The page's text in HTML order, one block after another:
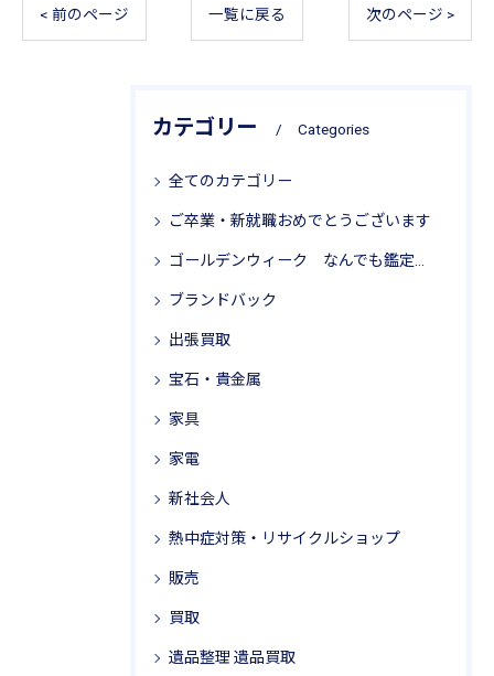
< 前のページ 一覧に戻る 次のページ >
カテゴリー Categories
全てのカテゴリー
ご卒業・新就職おめでとうございます
ゴールデンウィーク なんでも鑑定局 リサイクル思考
ブランドバック
出張買取
宝石・貴金属
家具
家電
新社会人
熱中症対策・リサイクルショップ
販売
買取
遺品整理 遺品買取